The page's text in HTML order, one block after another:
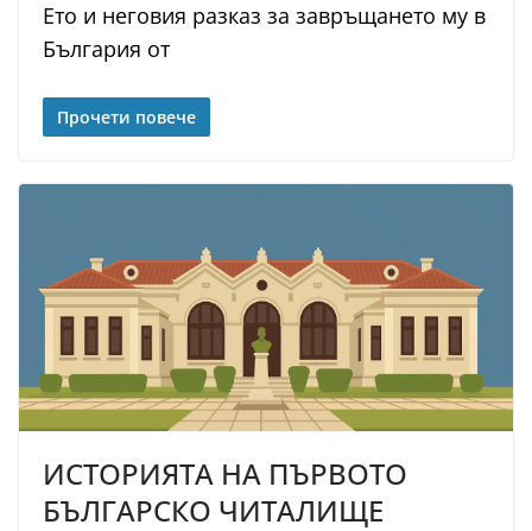
Ето и неговия разказ за завръщането му в
България от
Прочети повече
ИСТОРИЯТА НА ПЪРВОТО
БЪЛГАРСКО ЧИТАЛИЩЕ